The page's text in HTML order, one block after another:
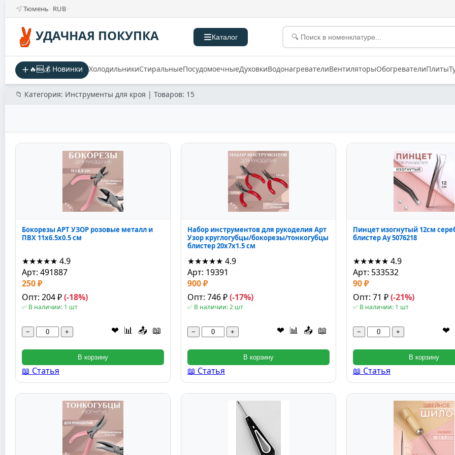
Тюмень RUB
УДАЧНАЯ ПОКУПКА Каталог
🔥🆕💰 Новинки ХолодильникиСтиральныеПосудомоечныеДуховкиВодонагревателиВентиляторыОбогревателиПлиты
📁 Категория: Инструменты для кроя | Товаров: 15
Бокорезы АРТ УЗОР розовые металл и
ПВХ 11x6.5x0.5 см
★★★★★ 4.9
Арт: 491887
250 ₽
Опт: 204 ₽(-18%)
✅ В наличии: 1 шт
− + ❤ 📊 📤 📖
В корзину
📖 Статья
Набор инструментов для рукоделия Арт
Узор круглогубцы/бокорезы/тонкогубцы
блистер 20x7x1.5 см
★★★★★ 4.9
Арт: 19391
900 ₽
Опт: 746 ₽(-17%)
✅ В наличии: 2 шт
− + ❤ 📊 📤 📖
В корзину
📖 Статья
Пинцет изогнутый 12см
блистер Ау 5076218
★★★★★ 4.9
Арт: 533532
90 ₽
Опт: 71 ₽(-21%)
✅ В наличии: 1 шт
− + ❤
В корзину
📖 Статья